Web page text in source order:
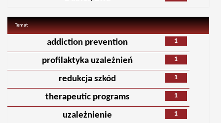
Temat
1
addiction prevention
1
profilaktyka uzależnień
1
redukcja szkód
1
therapeutic programs
1
uzależnienie